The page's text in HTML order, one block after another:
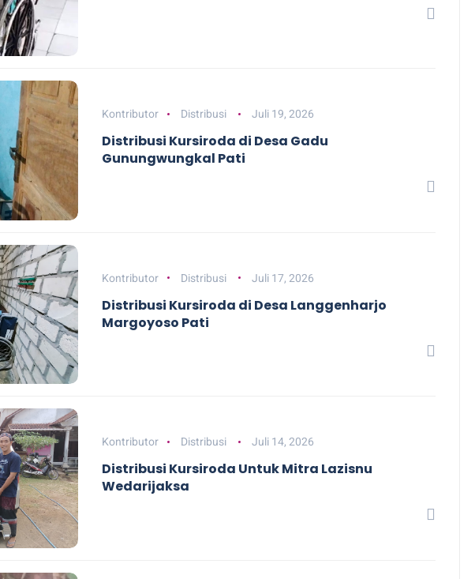
Kontributor Distribusi Juli 19, 2026
Distribusi Kursiroda di Desa Gadu
Gunungwungkal Pati
Kontributor Distribusi Juli 17, 2026
Distribusi Kursiroda di Desa Langgenharjo
Margoyoso Pati
Kontributor Distribusi Juli 14, 2026
Distribusi Kursiroda Untuk Mitra Lazisnu
Wedarijaksa